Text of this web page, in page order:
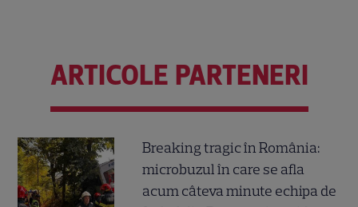
ARTICOLE PARTENERI
Breaking tragic în România:
microbuzul în care se afla
acum câteva minute echipa de